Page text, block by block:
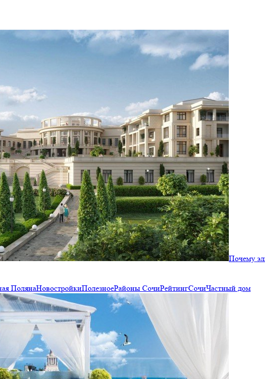
Почему
ПолянаНовостройкиПолезноеРайоны СочиРейтингСочиЧастный дом